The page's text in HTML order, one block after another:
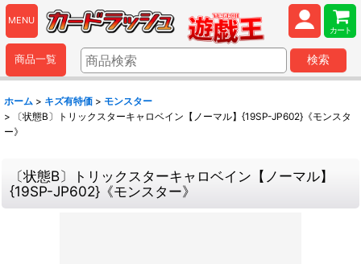
MENU
カート
商品一覧 検索
ホーム > キズ有特価 > モンスター
>
〔状態B〕トリックスターキャロベイン【ノーマル】{19SP-JP602}《モンスタ
ー》
〔状態B〕トリックスターキャロベイン【ノーマル】
{19SP-JP602}《モンスター》